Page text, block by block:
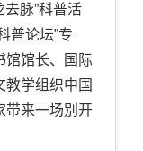
去脉”科普活
普论坛”专
馆馆长、国际
教学组织中国
带来一场别开